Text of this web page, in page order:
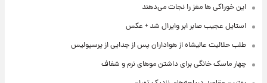
این خوراکی ها مغز را نجات می‌دهند
استایل عجیب صابر ابر وایرال شد + عکس
طلب حلالیت عالیشاه از هواداران پس از جدایی از پرسپولیس
چهار ماسک خانگی برای داشتن موهای نرم و شفاف